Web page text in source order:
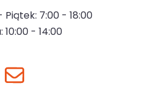
Piątek: 7:00 - 18:00
10:00 - 14:00